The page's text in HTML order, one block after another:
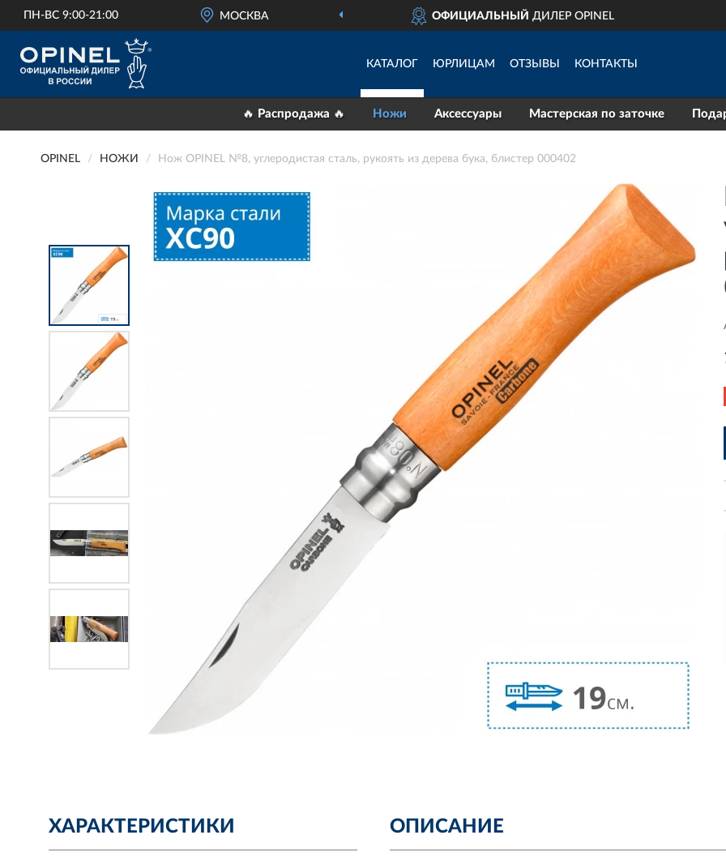
ПН-ВС 9:00-21:00 МОСКВА
ОФИЦИАЛЬНЫЙДИЛЕР OPINEL ДОСТАВИМ
КАТАЛОГ ЮРЛИЦАМ ОТЗЫВЫ КОНТАКТЫ
🔥 Распродажа 🔥 Ножи Аксессуары Мастерская по заточке
OPINEL НОЖИ Нож OPINEL №8, углеродистая сталь, рукоять из дерева бука, блистер 000402
ХАРАКТЕРИСТИКИ ОПИСАНИЕ